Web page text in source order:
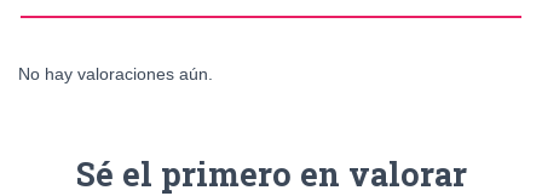
No hay valoraciones aún.
Sé el primero en valorar